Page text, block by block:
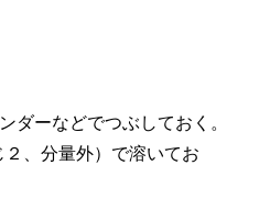
ダーなどでつぶしておく。
、分量外）で溶いてお